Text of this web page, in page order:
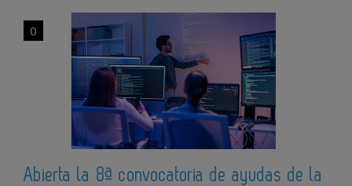
0
Abierta la 8ª convocatoria de ayudas de la